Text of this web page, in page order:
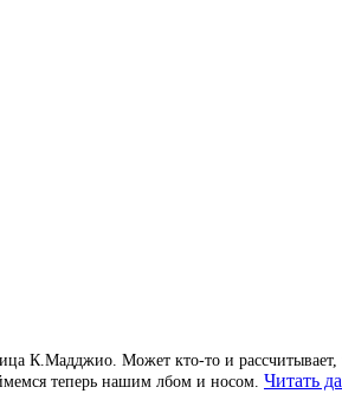
К.Мадджио. Может кто-то и
теперь нашим лбом и носом. Читать